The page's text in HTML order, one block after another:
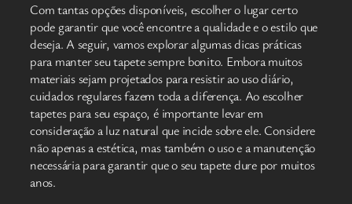
Com tantas opções disponíveis, escolher o lugar certo
pode garantir que você encontre a qualidade e o estilo que
deseja. A seguir, vamos explorar algumas dicas práticas
para manter seu tapete sempre bonito. Embora muitos
materiais sejam projetados para resistir ao uso diário,
cuidados regulares fazem toda a diferença. Ao escolher
tapetes para seu espaço, é importante levar em
consideração a luz natural que incide sobre ele. Considere
não apenas a estética, mas também o uso e a manutenção
necessária para garantir que o seu tapete dure por muitos
anos.